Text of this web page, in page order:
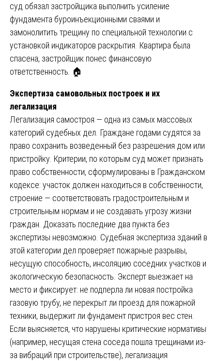
суд обязал застройщика выполнить усиление
фундамента буроинъекционными сваями и
замонолитить трещину по специальной технологии с
установкой индикаторов раскрытия. Квартира была
спасена, застройщик понес финансовую
ответственность. 🏠
Экспертиза самовольных построек и их
легализация
Легализация самостроя — одна из самых массовых
категорий судебных дел. Граждане годами судятся за
право сохранить возведенный без разрешения дом или
пристройку. Критерии, по которым суд может признать
право собственности, сформулированы в Гражданском
кодексе: участок должен находиться в собственности,
строение — соответствовать градостроительным и
строительным нормам и не создавать угрозу жизни
граждан. Доказать последние два пункта без
экспертизы невозможно. Судебная экспертиза зданий в
этой категории дел проверяет пожарные разрывы,
несущую способность, инсоляцию соседних участков и
экологическую безопасность. Эксперт выезжает на
место и фиксирует: не подперла ли новая постройка
газовую трубу, не перекрыт ли проезд для пожарной
техники, выдержит ли фундамент пристроя вес стен.
Если выясняется, что нарушены критические нормативы
(например, несущая стена соседа пошла трещинами из-
за вибраций при строительстве), легализация